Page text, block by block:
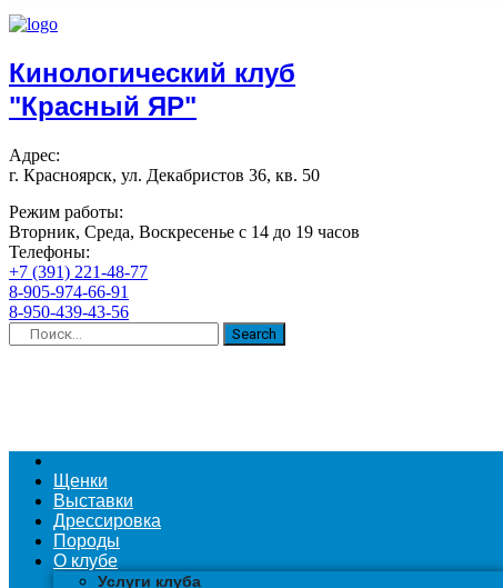
Кинологический клуб
"Красный ЯР"
Адрес:
г. Красноярск, ул. Декабристов 36, кв. 50
Режим работы:
Вторник, Среда, Воскресенье с 14 до 19 часов
Телефоны:
+7 (391) 221-48-77
8-905-974-66-91
8-950-439-43-56
Search
Щенки
Выставки
Дрессировка
Породы
О клубе
Услуги клуба